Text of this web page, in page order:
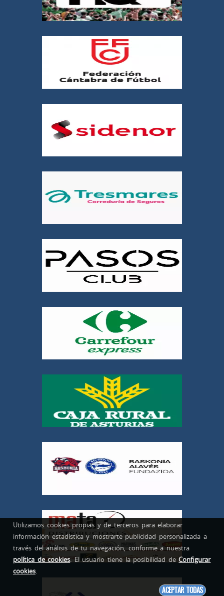
Utilizamos cookies propias y de terceros para elaborar
información estadística y mostrarte publicidad personalizada a
través del análisis de tu navegación, conforme a nuestra
política de cookies. El usuario tiene la posibilidad deConfigurar
cookies.
ACEPTAR TODAS